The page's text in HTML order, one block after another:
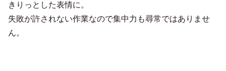
きりっとした表情に。
失敗が許されない作業なので集中力も尋常ではありませ
ん。